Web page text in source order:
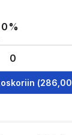
0%
(286,00